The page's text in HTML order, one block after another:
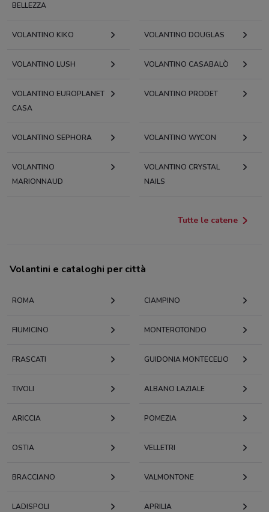
BELLEZZA
VOLANTINO KIKO VOLANTINO DOUGLAS
VOLANTINO LUSH VOLANTINO CASABALÒ
VOLANTINO EUROPLANET
CASA
VOLANTINO PRODET
VOLANTINO SEPHORA VOLANTINO WYCON
VOLANTINO
MARIONNAUD
VOLANTINO CRYSTAL
NAILS
Tutte le catene
Volantini e cataloghi per città
ROMA CIAMPINO
FIUMICINO MONTEROTONDO
FRASCATI GUIDONIA MONTECELIO
TIVOLI ALBANO LAZIALE
ARICCIA POMEZIA
OSTIA VELLETRI
BRACCIANO VALMONTONE
LADISPOLI APRILIA